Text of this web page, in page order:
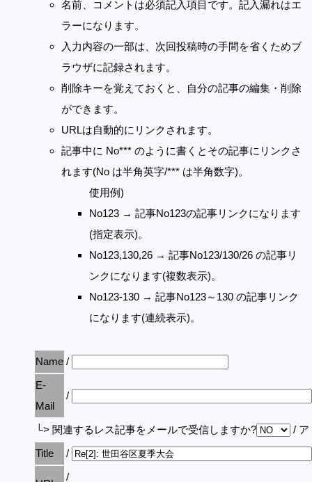
名前、コメントは必須記入項目です。記入漏れはエ
ラーになります。
入力内容の一部は、次回投稿時の手間を省くためブ
ラウザに記録されます。
削除キーを覚えておくと、自分の記事の編集・削除
ができます。
URLは自動的にリンクされます。
記事中に No*** のように書くとその記事にリンクさ
れます(No は半角英字/*** は半角数字)。
使用例)
No123 → 記事No123の記事リンクになります
(指定表示)。
No123,130,26 → 記事No123/130/26 の記事リ
ンクになります(複数表示)。
No123-130 → 記事No123～130 の記事リンク
になります(連続表示)。
Name /
E-
Mail
/
└> 関連するレス記事をメールで受信しますか?
/ ア
Title
/
/